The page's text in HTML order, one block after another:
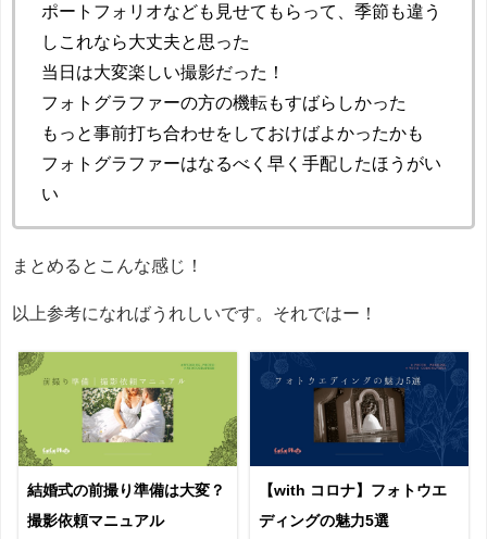
ポートフォリオなども見せてもらって、季節も違う
しこれなら大丈夫と思った
当日は大変楽しい撮影だった！
フォトグラファーの方の機転もすばらしかった
もっと事前打ち合わせをしておけばよかったかも
フォトグラファーはなるべく早く手配したほうがい
い
まとめるとこんな感じ！
以上参考になればうれしいです。それではー！
結婚式の前撮り準備は大変？
撮影依頼マニュアル
【with コロナ】フォトウエ
ディングの魅力5選